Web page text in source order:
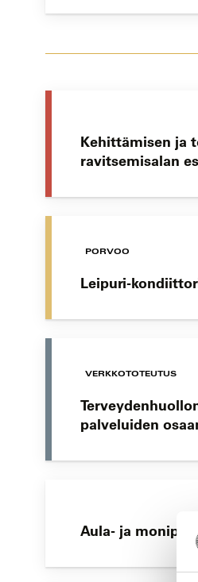
Kehittämisen ja
ravitsemisalan
PORVOO
Leipuri-
VERKKOTOTEUTUS
palveluiden
Aula- ja